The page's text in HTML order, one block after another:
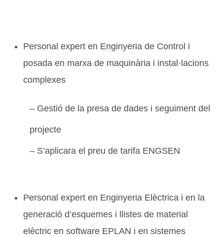
Personal expert en Enginyeria de Control i
posada en marxa de maquinària i instal·lacions
complexes
– Gestió de la presa de dades i seguiment del
projecte
– S’aplicara el preu de tarifa ENGSEN
Personal expert en Enginyeria Elèctrica i en la
generació d’esquemes i llistes de material
elèctric en software EPLAN i en sistemes